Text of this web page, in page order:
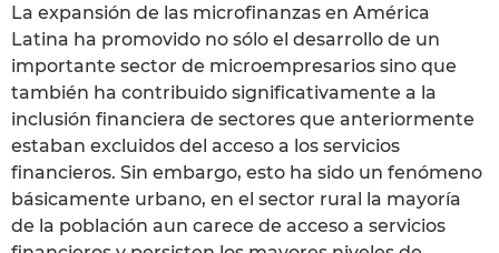
La expansión de las microfinanzas en América
Latina ha promovido no sólo el desarrollo de un
importante sector de microempresarios sino que
también ha contribuido significativamente a la
inclusión financiera de sectores que anteriormente
estaban excluidos del acceso a los servicios
financieros. Sin embargo, esto ha sido un fenómeno
básicamente urbano, en el sector rural la mayoría
de la población aun carece de acceso a servicios